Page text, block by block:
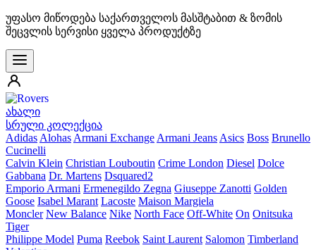
უფასო მიწოდება საქართველოს მასშტაბით & ზომის
შეცვლის სერვისი ყველა პროდუქტზე
ახალი
სრული კოლექცია
Adidas Alohas Armani Exchange Armani Jeans Asics Boss Brunello
Cucinelli
Calvin Klein Christian Louboutin Crime London Diesel Dolce
Gabbana Dr. Martens Dsquared2
Emporio Armani Ermenegildo Zegna Giuseppe Zanotti Golden
Goose Isabel Marant Lacoste Maison Margiela
Moncler New Balance Nike North Face Off-White On Onitsuka
Tiger
Philippe Model Puma Reebok Saint Laurent Salomon Timberland